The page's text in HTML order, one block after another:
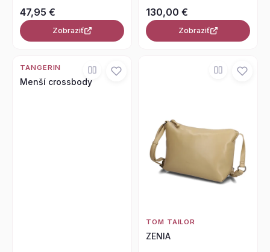
47,95 €
Zobraziť
130,00 €
Zobraziť
TANGERIN
Menší crossbody
TOM TAILOR
ZENIA